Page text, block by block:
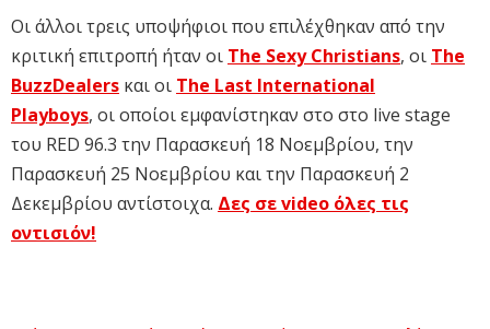
Οι άλλοι τρεις υποψήφιοι που επιλέχθηκαν από την
κριτική επιτροπή ήταν οι The Sexy Christians, οι The
BuzzDealers και οι The Last International
Playboys, οι οποίοι εμφανίστηκαν στο στο live stage
του RED 96.3 την Παρασκευή 18 Νοεμβρίου, την
Παρασκευή 25 Νοεμβρίου και την Παρασκευή 2
Δεκεμβρίου αντίστοιχα. Δες σε video όλες τις
οντισιόν!